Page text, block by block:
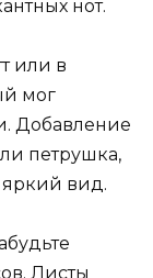
нот.
или в
мог
Добавление
петрушка,
вид.
Листы